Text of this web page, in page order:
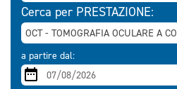
Cerca per PRESTAZIONE:
a partire dal: